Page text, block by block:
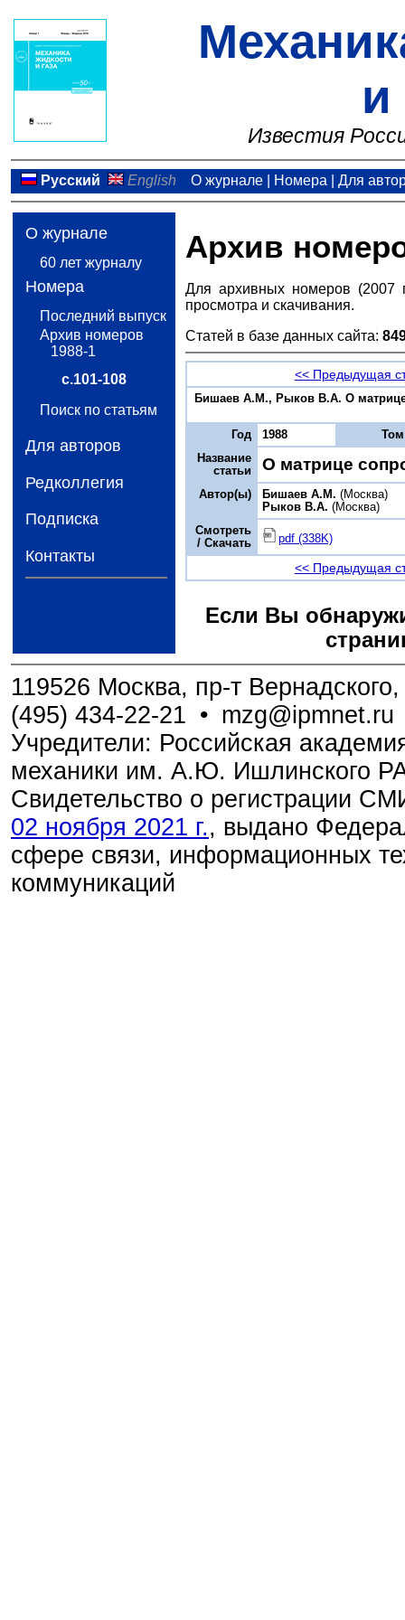
и
Известия
Русский English О журнале| Номера Для
О журнале
60 лет журналу
Номера
Последний выпуск
Архив номеров
1988-1
с.101-108
Поиск по статьям
Для авторов
Редколлегия
Подписка
Контакты
Архив
Для архивных номеров (2007
просмотра и скачивания.
Статей в базе данных сайта:
<< Предыдущая
Бишаев А.М., Рыков В.А. О
Год 1988
Том
Название
статьи
О матрице
Автор(ы) Бишаев А.М. (Москва)
Рыков В.А. (Москва)
Смотреть
/ Скачать
pdf (338K)
<< Предыдущая
Если Вы
119526 Москва, пр-т
(495) 434-22-21 • mzg@ipmnet.ru
Учредители: Российская
механики им. А.Ю. Ишлинского
Свидетельство о регистрации
02 ноября 2021 г., выдано
сфере связи, информационных
коммуникаций